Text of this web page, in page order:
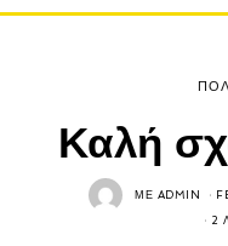
Καλή
ΜΕ ADMIN
2